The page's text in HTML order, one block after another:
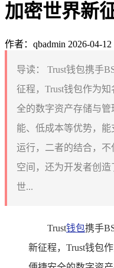
加密世界新
作者：qbadmin 2026-04-12
导读：
Trust钱包携手
征程，Trust钱包作为
全的数字资产存储与
能、低成本等优势，
运行，二者的结合，
空间，还为开发者创
世...
Trust钱包携手
新征程，Trust钱包